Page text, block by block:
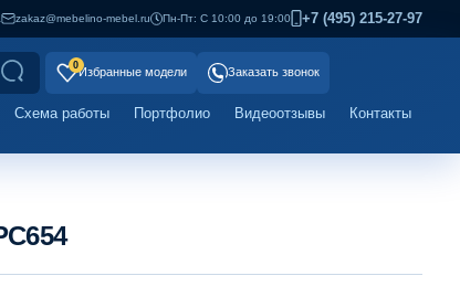
zakaz@mebelino-mebel.ru Пн-Пт: С 10:00 до 19:00 +7 (495) 215-27-97
0
Избранные модели Заказать звонок
Схема работы Портфолио Видеоотзывы Контакты